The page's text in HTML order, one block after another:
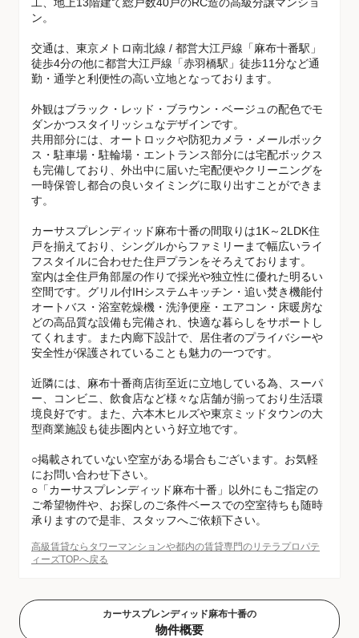
工、地上13階建て総戸数40戸のRC造の高級分譲マンショ
ン。
交通は、東京メトロ南北線 / 都営大江戸線「麻布十番駅」
徒歩4分の他に都営大江戸線「赤羽橋駅」徒歩11分など通
勤・通学と利便性の高い立地となっております。
外観はブラック・レッド・ブラウン・ベージュの配色でモ
ダンかつスタイリッシュなデザインです。
共用部分には、オートロックや防犯カメラ・メールボック
ス・駐車場・駐輪場・エントランス部分には宅配ボックス
も完備しており、外出中に届いた宅配便やクリーニングを
一時保管し都合の良いタイミングに取り出すことができま
す。
カーサスプレンディッド麻布十番の間取りは1K～2LDK住
戸を揃えており、シングルからファミリーまで幅広いライ
フスタイルに合わせた住戸プランをそろえております。
室内は全住戸角部屋の作りで採光や独立性に優れた明るい
空間です。グリル付IHシステムキッチン・追い焚き機能付
オートバス・浴室乾燥機・洗浄便座・エアコン・床暖房な
どの高品質な設備も完備され、快適な暮らしをサポートし
てくれます。また内廊下設計で、居住者のプライバシーや
安全性が保護されていることも魅力の一つです。
近隣には、麻布十番商店街至近に立地している為、スーパ
ー、コンビニ、飲食店など様々な店舗が揃っており生活環
境良好です。また、六本木ヒルズや東京ミッドタウンの大
型商業施設も徒歩圏内という好立地です。
○掲載されていない空室がある場合もございます。お気軽
にお問い合わせ下さい。
○「カーサスプレンディッド麻布十番」以外にもご指定の
ご希望物件や、お探しのご条件ベースでの空室待ちも随時
承りますので是非、スタッフへご依頼下さい。
高級賃貸ならタワーマンションや都内の賃貸専門のリテラプロパテ
ィーズTOPへ戻る
カーサスプレンディッド麻布十番の
物件概要